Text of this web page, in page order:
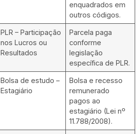
enquadrados em
outros códigos.
PLR – Participação
nos Lucros ou
Resultados
Parcela paga
conforme
legislação
específica de PLR.
Bolsa de estudo –
Estagiário
Bolsa e recesso
remunerado
pagos ao
estagiário (Lei nº
11.788/2008).